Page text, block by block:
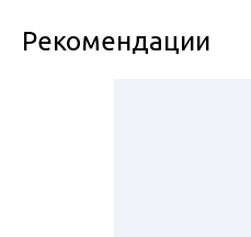
Рекомендации